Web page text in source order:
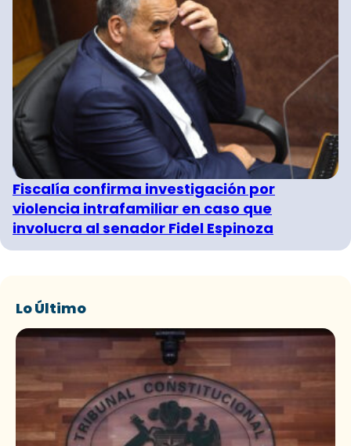
Fiscalía confirma investigación por
violencia intrafamiliar en caso que
involucra al senador Fidel Espinoza
Lo Último